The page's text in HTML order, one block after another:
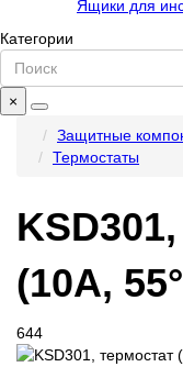
Ящики для
Категории
×
Защитные
Термостаты
(10A,
644